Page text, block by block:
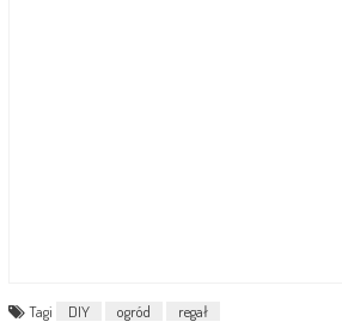
Tagi DIY ogród regał